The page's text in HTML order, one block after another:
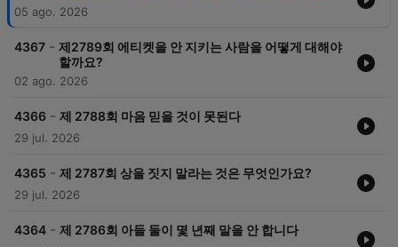
05 ago. 2026
4367 - 제2789회 에티켓을 안 지키는 사람을 어떻게 대해야
할까요?
02 ago. 2026
4366 - 제 2788회 마음 믿을 것이 못된다
29 jul. 2026
4365 - 제 2787회 상을 짓지 말라는 것은 무엇인가요?
29 jul. 2026
4364 - 제 2786회 아들 둘이 몇 년째 말을 안 합니다